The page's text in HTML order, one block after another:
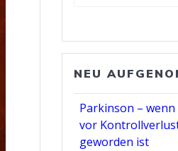
NEU
Parkinson –
vor
geworden ist